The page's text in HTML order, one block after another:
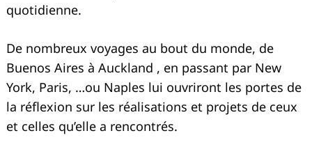
quotidienne.
De nombreux voyages au bout du monde, de
Buenos Aires à Auckland , en passant par New
York, Paris, …ou Naples lui ouvriront les portes de
la réflexion sur les réalisations et projets de ceux
et celles qu’elle a rencontrés.